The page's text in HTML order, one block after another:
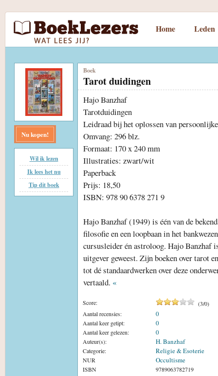
Home Leden
Nu kopen!
Wil ik lezen
Ik lees het nu
Tip dit boek
Boek
Tarot duidingen
Hajo Banzhaf
Tarotduidingen
Leidraad bij het oplossen van
Omvang: 296 blz.
Formaat: 170 x 240 mm
Illustraties: zwart/wit
Paperback
Prijs: 18,50
ISBN: 978 90 6378 271 9
Hajo Banzhaf (1949) is één van de
filosofie en een loopbaan in het
cursusleider én astroloog. Hajo Banzhaf
uitgever geweest. Zijn boeken over tarot
tot dé standaardwerken over deze
vertaald. «
Score: (3/0)
Aantal recensies:
0
Aantal keer getipt: 0
Aantal keer gelezen: 0
Auteur(s): H. Banzhaf
Categorie: Religie & Esoterie
NUR Occultisme
ISBN 9789063782719